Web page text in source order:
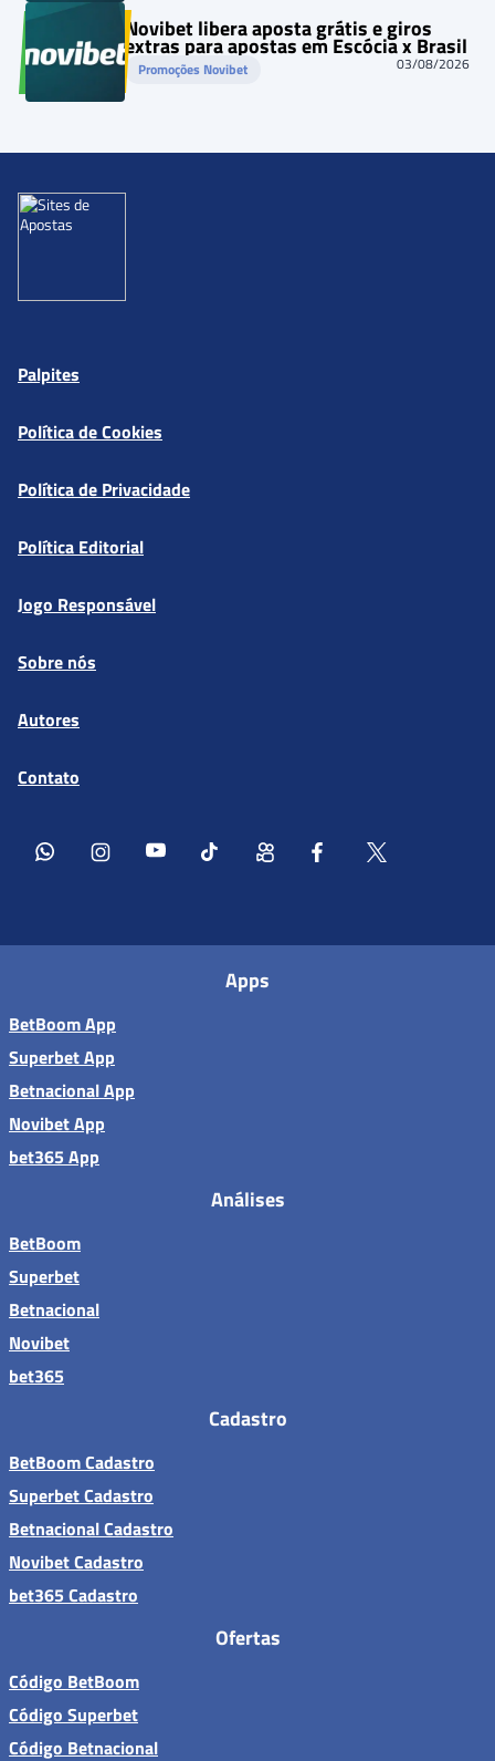
Novibet libera aposta grátis e giros
extras para apostas em Escócia x Brasil
Promoções Novibet 03/08/2026
Palpites
Política de Cookies
Política de Privacidade
Política Editorial
Jogo Responsável
Sobre nós
Autores
Contato
Apps
BetBoom App
Superbet App
Betnacional App
Novibet App
bet365 App
Análises
BetBoom
Superbet
Betnacional
Novibet
bet365
Cadastro
BetBoom Cadastro
Superbet Cadastro
Betnacional Cadastro
Novibet Cadastro
bet365 Cadastro
Ofertas
Código BetBoom
Código Superbet
Código Betnacional